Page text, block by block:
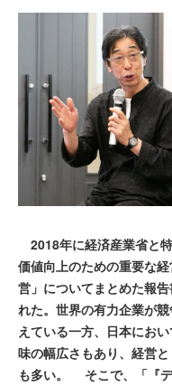
2018年に経済産業省と
価値向上のための重要な
営」についてまとめた報
れた。世界の有力企業が
えている一方、日本にお
味の幅広さもあり、経営
も多い。 そこで、「『